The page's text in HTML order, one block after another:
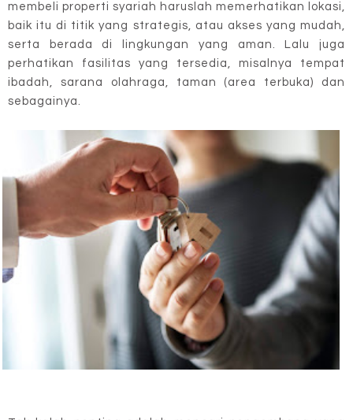
membeli properti syariah haruslah memerhatikan lokasi,
baik itu di titik yang strategis, atau akses yang mudah,
serta berada di lingkungan yang aman. Lalu juga
perhatikan fasilitas yang tersedia, misalnya tempat
ibadah, sarana olahraga, taman (area terbuka) dan
sebagainya.